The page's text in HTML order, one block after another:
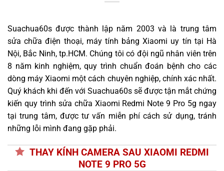
Suachua60s được thành lập năm 2003 và là trung tâm
sửa chữa điện thoại, máy tính bảng Xiaomi uy tín tại Hà
Nội, Bắc Ninh, tp.HCM. Chúng tôi có đội ngũ nhân viên trên
8 năm kinh nghiệm, quy trình chuẩn đoán bệnh cho các
dòng máy Xiaomi một cách chuyên nghiệp, chính xác nhất.
Quý khách khi đến với Suachua60s sẽ được tận mắt chứng
kiến quy trình sửa chữa Xiaomi Redmi Note 9 Pro 5g ngay
tại trung tâm, được tư vấn miễn phí cách sử dụng, tránh
những lỗi mình đang gặp phải.
THAY KÍNH CAMERA SAU XIAOMI REDMI
NOTE 9 PRO 5G